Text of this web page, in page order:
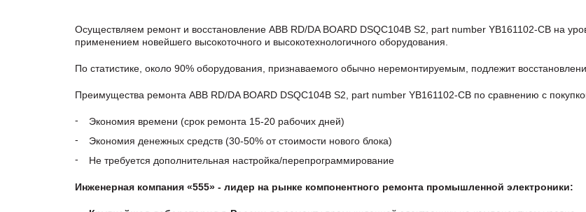
Осуществляем ремонт и восстановление ABB RD/DA BOARD DSQC104B S2, part number YB161102-CB на
применением новейшего высокоточного и высокотехнологичного оборудования.
По статистике, около 90% оборудования, признаваемого обычно неремонтируемым, подлежит
Преимущества ремонта ABB RD/DA BOARD DSQC104B S2, part number YB161102-CB по сравнению с
Экономия времени (срок ремонта 15-20 рабочих дней)
Экономия денежных средств (30-50% от стоимости нового блока)
Не требуется дополнительная настройка/перепрограммирование
Инженерная компания «555» - лидер на рынке компонентного ремонта промышленной электроники: